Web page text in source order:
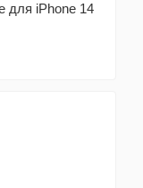
для iPhone 14